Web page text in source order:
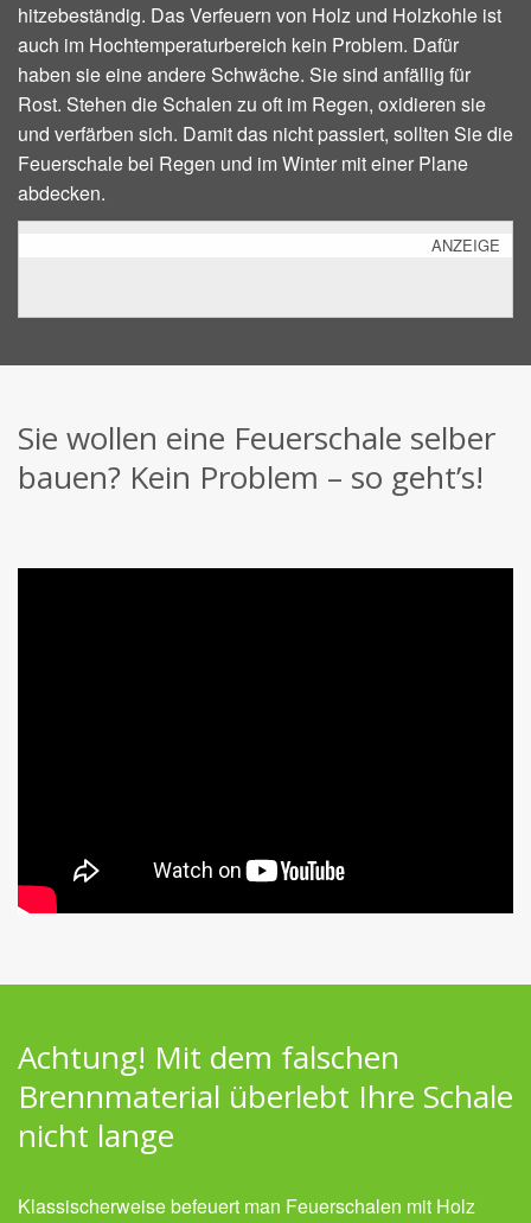
hitzebeständig. Das Verfeuern von Holz und Holzkohle ist
auch im Hochtemperaturbereich kein Problem. Dafür
haben sie eine andere Schwäche. Sie sind anfällig für
Rost. Stehen die Schalen zu oft im Regen, oxidieren sie
und verfärben sich. Damit das nicht passiert, sollten Sie die
Feuerschale bei Regen und im Winter mit einer Plane
abdecken.
ANZEIGE
Sie wollen eine Feuerschale selber
bauen? Kein Problem – so geht’s!
Achtung! Mit dem falschen
Brennmaterial überlebt Ihre Schale
nicht lange
Klassischerweise befeuert man Feuerschalen mit Holz